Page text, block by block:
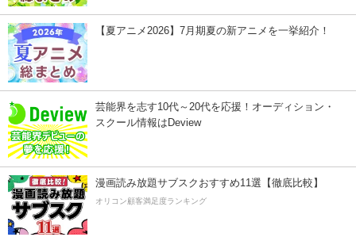
【夏アニメ2026】7月期夏の新アニメを一挙紹介！
芸能界を志す10代～20代を応援！オーディション・
スクール情報はDeview
漫画読み放題サブスクおすすめ11選【徹底比較】
オリコン顧客満足度ランキング